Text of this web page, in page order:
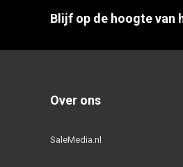
Blijf op de hoogte van
Over ons
SaleMedia.nl